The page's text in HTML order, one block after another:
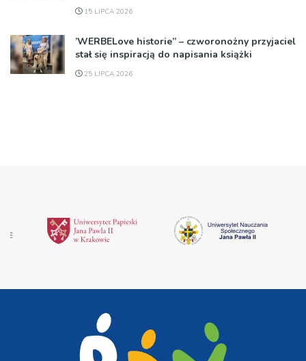
15 LIPCA 2026
’WERBELove historie” – czworonożny przyjaciel
stał się inspiracją do napisania książki
25 LIPCA 2026